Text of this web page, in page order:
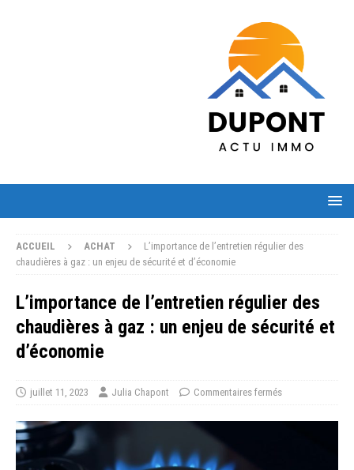
ACCUEIL ACHAT
L’importance de l’entretien régulier des
chaudières à gaz : un enjeu de sécurité et d’économie
L’importance de l’entretien régulier des
chaudières à gaz : un enjeu de sécurité et
d’économie
juillet 11, 2023 Julia Chapont Commentaires fermés